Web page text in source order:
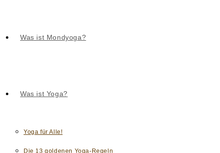
Was ist Mondyoga?
Was ist Yoga?
Yoga für Alle!
Die 13 goldenen Yoga-Regeln